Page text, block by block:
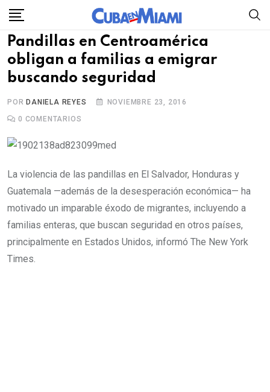
Skip
content
Pandillas en Centroamérica
obligan a familias a emigrar
buscando seguridad
POR DANIELA REYES
NOVIEMBRE 23, 2016
0 COMENTARIOS
La violencia de las pandillas en El Salvador, Honduras y
Guatemala —además de la desesperación económica— ha
motivado un imparable éxodo de migrantes, incluyendo a
familias enteras, que buscan seguridad en otros países,
principalmente en Estados Unidos, informó The New York
Times.